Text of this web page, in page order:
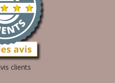
clients